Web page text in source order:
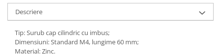
Descriere
Tip: Surub cap cilindric cu imbus;
Dimensiuni: Standard M4, lungime 60 mm;
Material: Zinc.